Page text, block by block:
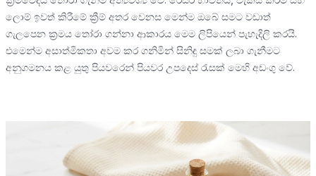
ලොම් ඉවත් කිරීමේ ක්‍රීම් අතර වෙනස මෙන්ම ඔබේ සමට වඩාත්
ගැලපෙන ක්‍රමය තෝරා ගන්නා ආකාරය මෙම ලිපියෙන් පැහැදිලි කරයි.
එමෙන්ම අසාත්මිකතා අවම කර ගනිමින් සිනිඳු සමක් ලබා ගැනීමට
අනුගමනය කළ යුතු පියවරෙන් පියවර උපදෙස් රැසක් මෙහි අඩංගු වේ.